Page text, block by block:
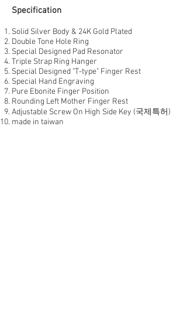
Specification
Solid Silver Body & 24K Gold Plated
Double Tone Hole Ring
Special Designed Pad Resonator
Triple Strap Ring Hanger
Special Designed "T-type" Finger Rest
Special Hand Engraving
Pure Ebonite Finger Position
Rounding Left Mother Finger Rest
Adjustable Screw On High Side Key (국제특허)
made in taiwan